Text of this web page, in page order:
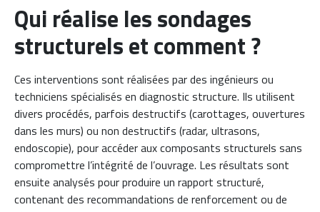
Qui réalise les sondages
structurels et comment ?
Ces interventions sont réalisées par des ingénieurs ou
techniciens spécialisés en diagnostic structure. Ils utilisent
divers procédés, parfois destructifs (carottages, ouvertures
dans les murs) ou non destructifs (radar, ultrasons,
endoscopie), pour accéder aux composants structurels sans
compromettre l’intégrité de l’ouvrage. Les résultats sont
ensuite analysés pour produire un rapport structuré,
contenant des recommandations de renforcement ou de